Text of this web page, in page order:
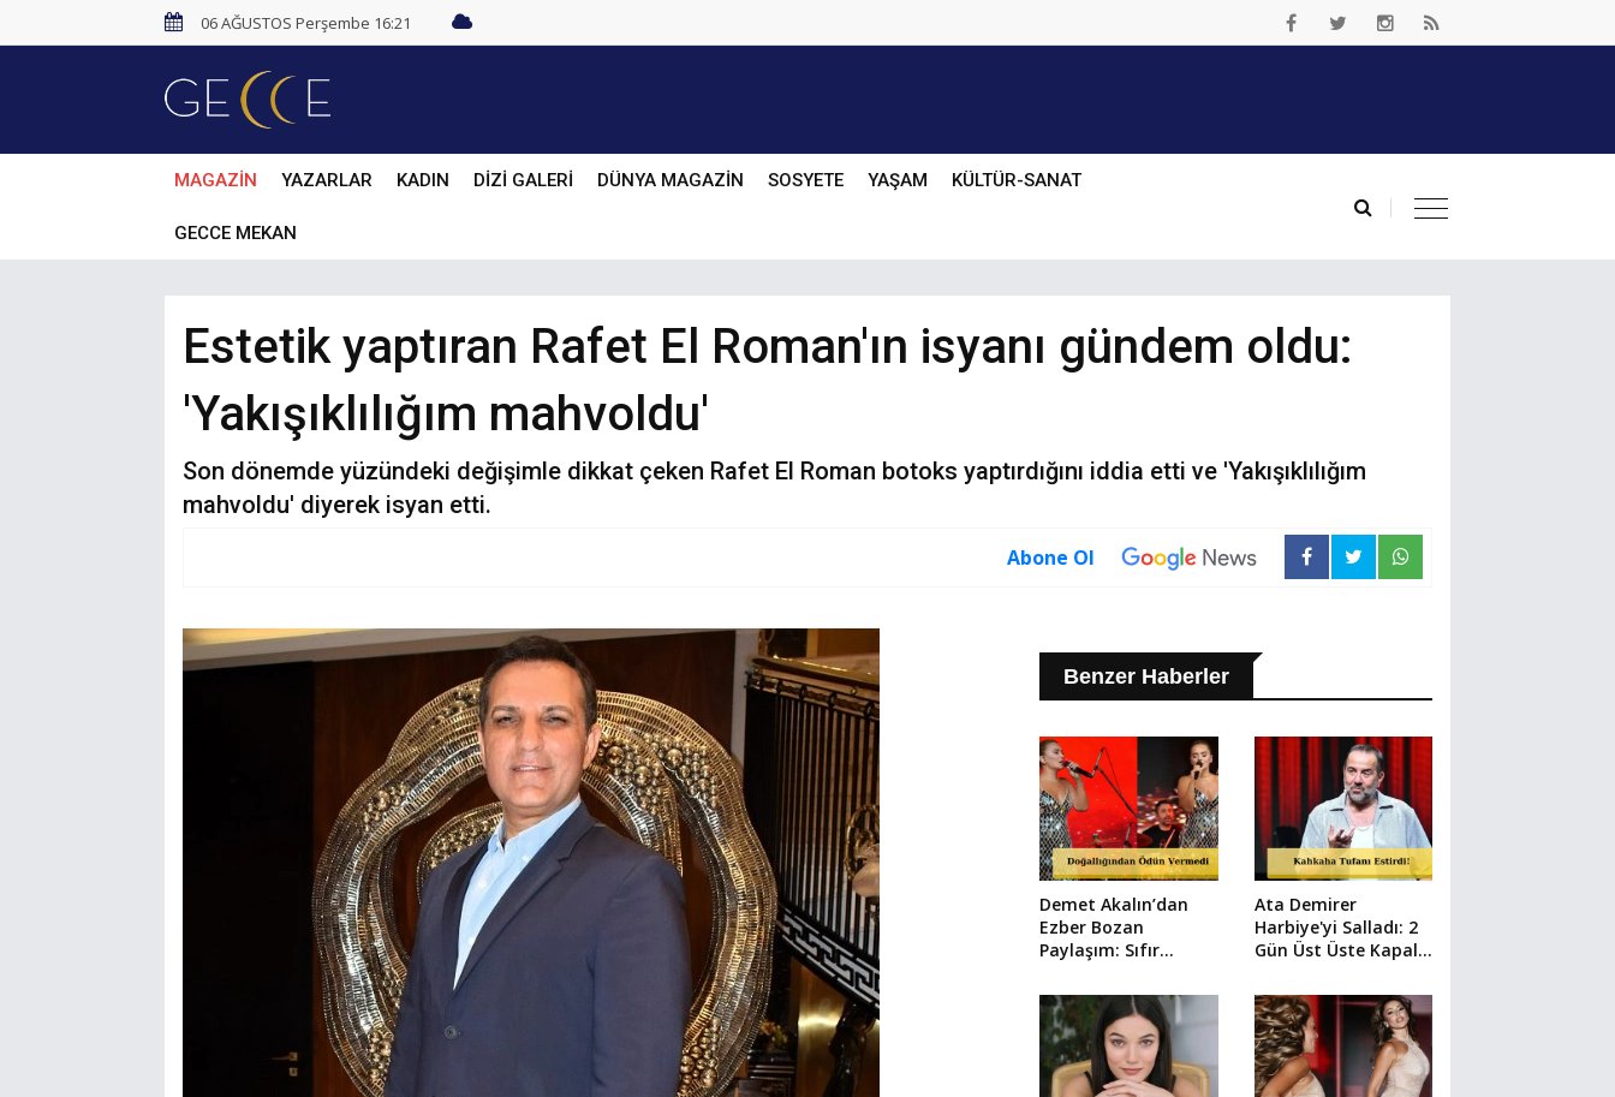
06 AĞUSTOS Perşembe 16:21
MAGAZİN YAZARLAR KADIN DİZİ GALERİ DÜNYA MAGAZİN SOSYETE YAŞAM KÜLTÜR-SANAT
GECCE MEKAN
Estetik yaptıran Rafet El Roman'ın isyanı gündem oldu:
'Yakışıklılığım mahvoldu'
Son dönemde yüzündeki değişimle dikkat çeken Rafet El Roman botoks yaptırdığını iddia etti ve 'Yakışıklılığım
mahvoldu' diyerek isyan etti.
Abone Ol
Benzer Haberler
Demet Akalın’dan
Ezber Bozan
Paylaşım: Sıfır
Sosyal Medyayı
Salladı!
Ata Demirer
Harbiye'yi Salladı: 2
Gün Üst Üste Kapalı